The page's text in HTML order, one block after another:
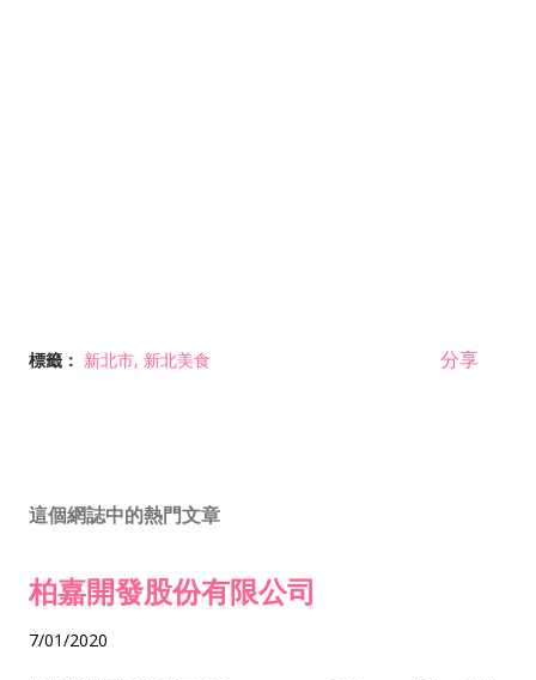
標籤： 新北市 新北美食 分享
這個網誌中的熱門文章
柏嘉開發股份有限公司
7/01/2020